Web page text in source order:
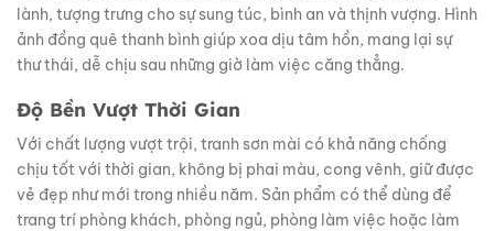
lành, tượng trưng cho sự sung túc, bình an và thịnh vượng. Hình
ảnh đồng quê thanh bình giúp xoa dịu tâm hồn, mang lại sự
thư thái, dễ chịu sau những giờ làm việc căng thẳng.
Độ Bền Vượt Thời Gian
Với chất lượng vượt trội, tranh sơn mài có khả năng chống
chịu tốt với thời gian, không bị phai màu, cong vênh, giữ được
vẻ đẹp như mới trong nhiều năm. Sản phẩm có thể dùng để
trang trí phòng khách, phòng ngủ, phòng làm việc hoặc làm